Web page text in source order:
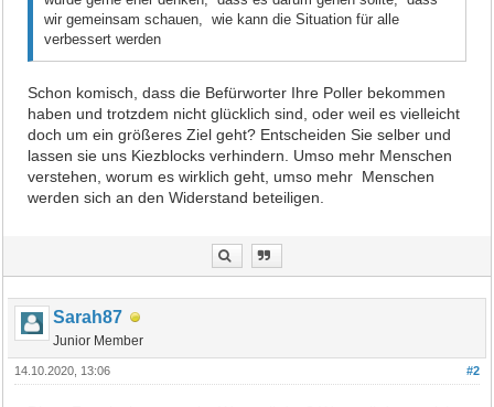
wir gemeinsam schauen, wie kann die Situation für alle
verbessert werden
Schon komisch, dass die Befürworter Ihre Poller bekommen
haben und trotzdem nicht glücklich sind, oder weil es vielleicht
doch um ein größeres Ziel geht? Entscheiden Sie selber und
lassen sie uns Kiezblocks verhindern. Umso mehr Menschen
verstehen, worum es wirklich geht, umso mehr Menschen
werden sich an den Widerstand beteiligen.
Sarah87
Junior Member
#2
14.10.2020, 13:06